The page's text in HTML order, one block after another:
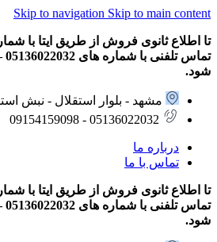
Skip to navigation Skip to main content
شود.
مشهد - بلوار استقلال - نبش استقلال 7 -
05136022032 - 09154159098
درباره ما
تماس با ما
شود.